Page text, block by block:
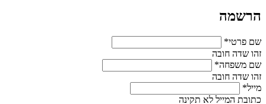
הרשמה
שם פרטי*
זהו שדה חובה
שם משפחה*
זהו שדה חובה
מייל*
כתובת המייל לא תקינה